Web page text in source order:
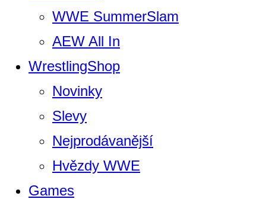
WWE SummerSlam
AEW All In
WrestlingShop
Novinky
Slevy
Nejprodávanější
Hvězdy WWE
Games